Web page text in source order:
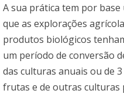
A sua prática tem por
que as explorações
produtos biológicos
um período de conversão
das culturas anuais ou de
frutas e de outras culturas